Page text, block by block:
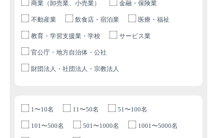
商業（卸売業、小売業） 金融・保険業
不動産業 飲食店・宿泊業 医療・福祉
教育・学習支援業・学校 サービス業
官公庁・地方自治体・公社
財団法人・社団法人・宗教法人
1〜10名 11〜50名 51〜100名
101〜500名 501〜1000名 1001〜5000名